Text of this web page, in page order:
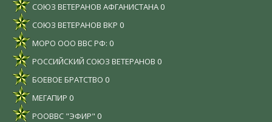
СОЮЗ ВЕТЕРАНОВ АФГАНИСТАНА 0
СОЮЗ ВЕТЕРАНОВ ВКР 0
МОРО ООО ВВС РФ: 0
РОССИЙСКИЙ СОЮЗ ВЕТЕРАНОВ 0
БОЕВОЕ БРАТСТВО 0
МЕГАПИР 0
РООВВС "ЭФИР" 0